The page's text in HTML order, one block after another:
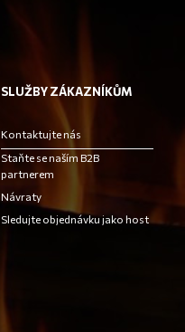
SLUŽBY ZÁKAZNÍKŮM
Kontaktujte nás
Staňte se naším B2B
partnerem
Návraty
Sledujte objednávku jako host